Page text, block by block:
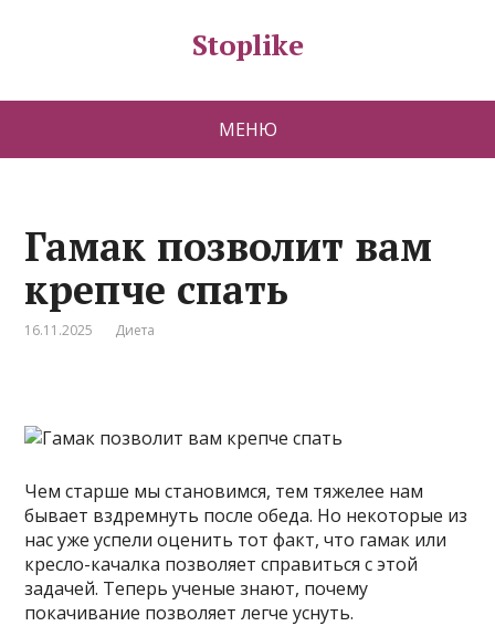
Stoplike
МЕНЮ
Гамак позволит вам
крепче спать
16.11.2025 Диета
Чем старше мы становимся, тем тяжелее нам
бывает вздремнуть после обеда. Но некоторые из
нас уже успели оценить тот факт, что гамак или
кресло-качалка позволяет справиться с этой
задачей. Теперь ученые знают, почему
покачивание позволяет легче уснуть.